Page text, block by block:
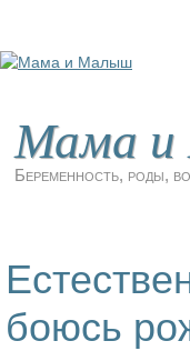
Мама
Беременность, роды,
боюсь